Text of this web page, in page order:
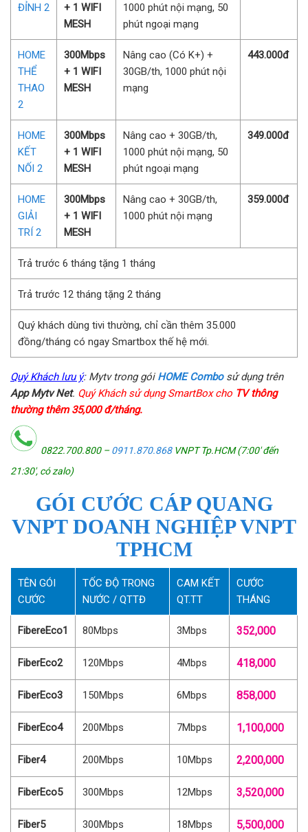
ĐỈNH 2
+ 1 WIFI
MESH
1000 phút nội mạng, 50
phút ngoại mạng
HOME
THỂ
THAO
2
300Mbps
+ 1 WIFI
MESH
Nâng cao (Có K+) +
30GB/th, 1000 phút nội
mạng
443.000đ
HOME
KẾT
NỐI 2
300Mbps
+ 1 WIFI
MESH
Nâng cao + 30GB/th,
1000 phút nội mạng, 50
phút ngoại mạng
349.000đ
HOME
GIẢI
TRÍ 2
300Mbps
+ 1 WIFI
MESH
Nâng cao + 30GB/th,
1000 phút nội mạng
359.000đ
Trả trước 6 tháng tặng 1 tháng
Trả trước 12 tháng tặng 2 tháng
Quý khách dùng tivi thường, chỉ cần thêm 35.000
đồng/tháng có ngay Smartbox thế hệ mới.
Quý Khách lưu ý: Mytv trong gói HOME Combosử dụng trên
App Mytv Net. Quý Khách sử dụng SmartBox cho TV thông
thường thêm 35,000 đ/tháng.
0822.700.800 –0911.870.868VNPT Tp.HCM (7:00′ đến
21:30′, có zalo)
GÓI CƯỚC CÁP QUANG
VNPT DOANH NGHIỆP VNPT
TPHCM
TÊN GÓI
CƯỚC
TỐC ĐỘ TRONG
NƯỚC / QTTĐ
CAM KẾT
QT.TT
CƯỚC
THÁNG
FibereEco1 80Mbps 3Mbps 352,000
FiberEco2 120Mbps 4Mbps 418,000
FiberEco3 150Mbps 6Mbps 858,000
FiberEco4 200Mbps 7Mbps 1,100,000
Fiber4 200Mbps 10Mbps 2,200,000
FiberEco5 300Mbps 12Mbps 3,520,000
Fiber5 300Mbps 18Mbps 5,500,000